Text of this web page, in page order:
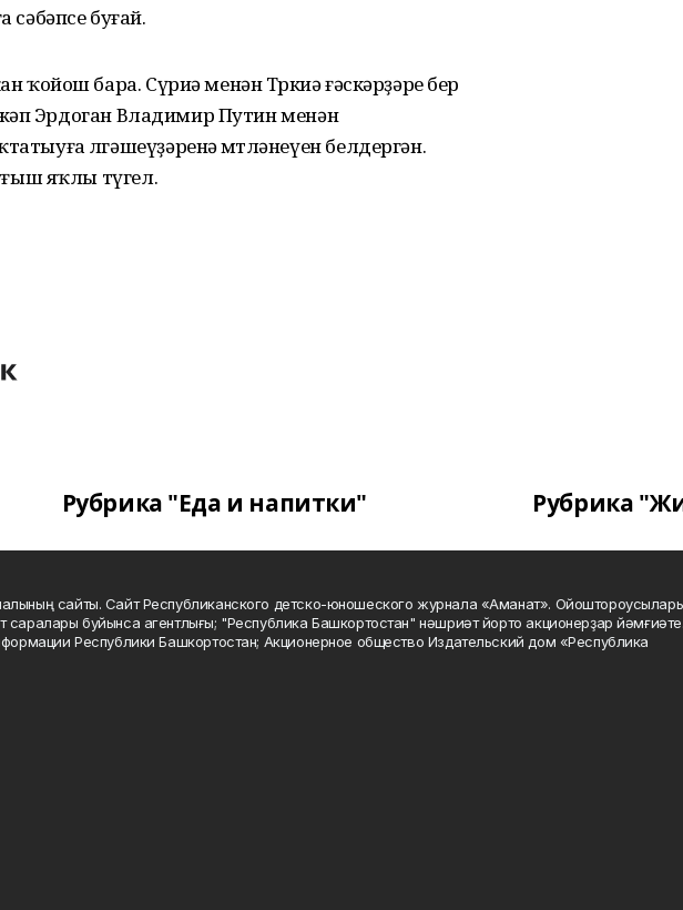
буғай.
ҡойош бара. Сүриә менән Төркиә ғәскәрҙәре бер
Эрдоган Владимир Путин менән
өлгәшеүҙәренә өмөтләнеүен белдергән.
яҡлы түгел.
Рубрика "Еда и напитки" Рубрика
сайты. Сайт Республиканского детско-юношеского журнала «Аманат».
буйынса агентлығы; "Республика Башкортостан" нәшриәт йорто акционерҙар
Республики Башкортостан; Акционерное общество Издательский дом «Республика